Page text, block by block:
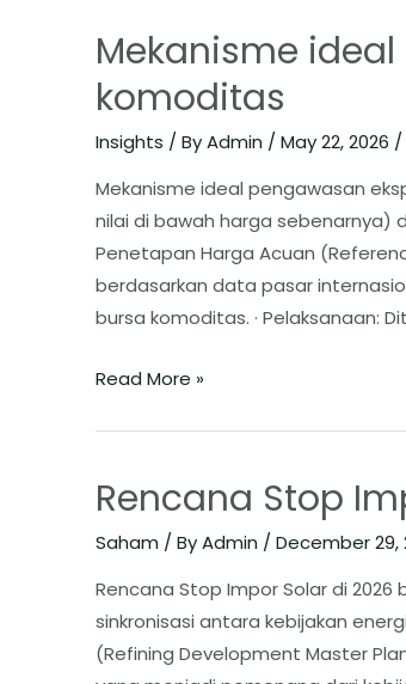
Mekanisme
komoditas
Insights / ByAdmin /May 22, 2026 /
Mekanisme ideal pengawasan
nilai di bawah harga sebenarnya)
Penetapan Harga Acuan
berdasarkan data pasar
bursa komoditas. · Pelaksanaan:
Read More »
Rencana Stop
Saham / ByAdmin / December 29,
Rencana Stop Impor Solar di
sinkronisasi antara kebijakan
(Refining Development Master